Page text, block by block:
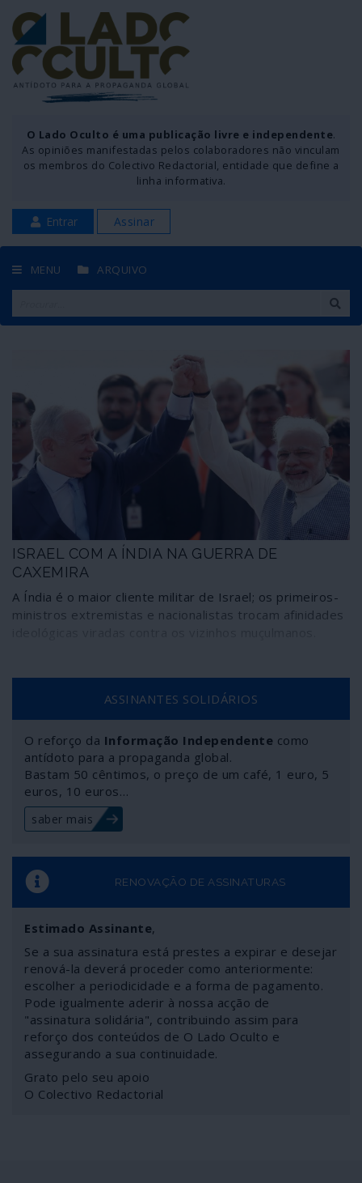
O Lado Oculto é uma publicação livre e independente.
As opiniões manifestadas pelos colaboradores não vinculam
os membros do Colectivo Redactorial, entidade que define a
linha informativa.
Entrar Assinar
MENU ARQUIVO
ISRAEL COM A ÍNDIA NA GUERRA DE
CAXEMIRA
A Índia é o maior cliente militar de Israel; os primeiros-
ministros extremistas e nacionalistas trocam afinidades
ASSINANTES SOLIDÁRIOS
O reforço da Informação Independente como
antídoto para a propaganda global.
Bastam 50 cêntimos, o preço de um café, 1 euro, 5
euros, 10 euros…
saber mais
RENOVAÇÃO DE ASSINATURAS
Estimado Assinante,
Se a sua assinatura está prestes a expirar e desejar
renová-la deverá proceder como anteriormente:
escolher a periodicidade e a forma de pagamento.
Pode igualmente aderir à nossa acção de
"assinatura solidária", contribuindo assim para
reforço dos conteúdos de O Lado Oculto e
assegurando a sua continuidade.
Grato pelo seu apoio
O Colectivo Redactorial